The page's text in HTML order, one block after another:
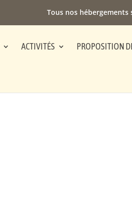
Tous nos hébergements
ACTIVITÉS PROPOSITION